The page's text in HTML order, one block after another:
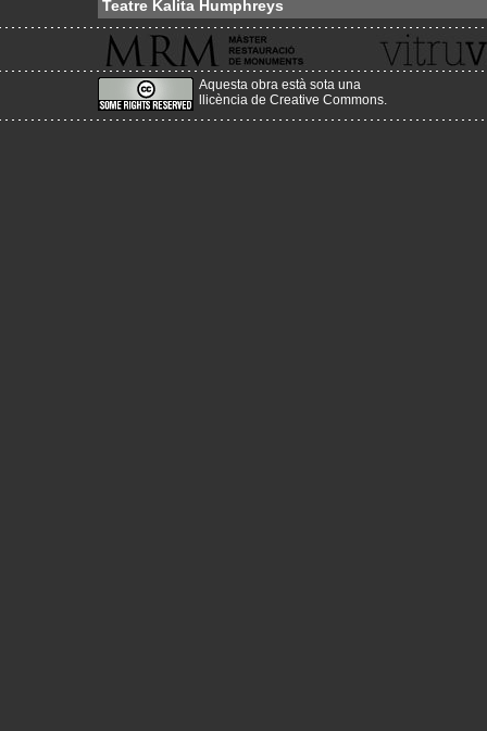
Teatre Kalita Humphreys
Aquesta obra està sota una
llicència de Creative Commons.